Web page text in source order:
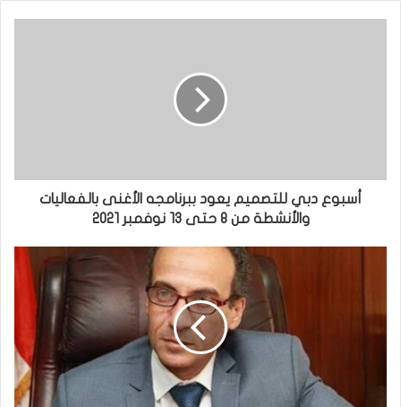
أسبوع دبي للتصميم يعود ببرنامجه الأغنى بالفعاليات
والأنشطة من 8 حتى 13 نوفمبر 2021